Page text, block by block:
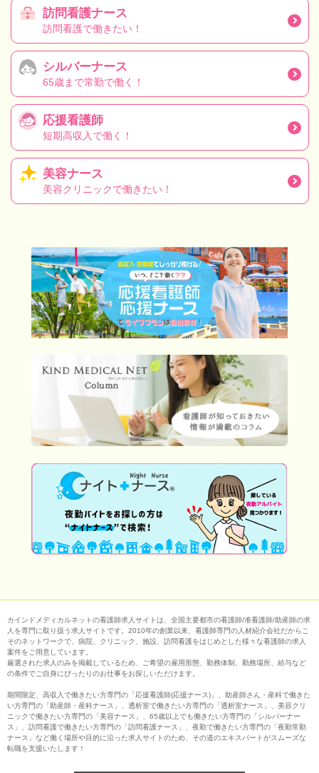
訪問看護ナース
訪問看護で働きたい！
シルバーナース
65歳まで常勤で働く！
応援看護師
短期高収入で働く！
美容ナース
美容クリニックで働きたい！
カインドメディカルネットの看護師求人サイトは、全国主要都市の看護師/准看護師/助産師の求
人を専門に取り扱う求人サイトです。2010年の創業以来、看護師専門の人材紹介会社だからこ
そのネットワークで、病院、クリニック、施設、訪問看護をはじめとした様々な看護師の求人
案件をご用意しています。
厳選された求人のみを掲載しているため、ご希望の雇用形態、勤務体制、勤務場所、給与など
の条件でご自身にぴったりのお仕事をお探しいただけます。
期間限定、高収入で働きたい方専門の「応援看護師(応援ナース)」、助産師さん・産科で働きた
い方専門の「助産師・産科ナース」、透析室で働きたい方専門の「透析室ナース」、美容クリ
ニックで働きたい方専門の「美容ナース」、65歳以上でも働きたい方専門の「シルバーナー
ス」、訪問看護で働きたい方専門の「訪問看護ナース」、夜勤で働きたい方専門の「夜勤常勤
ナース」など働く場所や目的に沿った求人サイトのため、その道のエキスパートがスムーズな
転職を支援いたします！